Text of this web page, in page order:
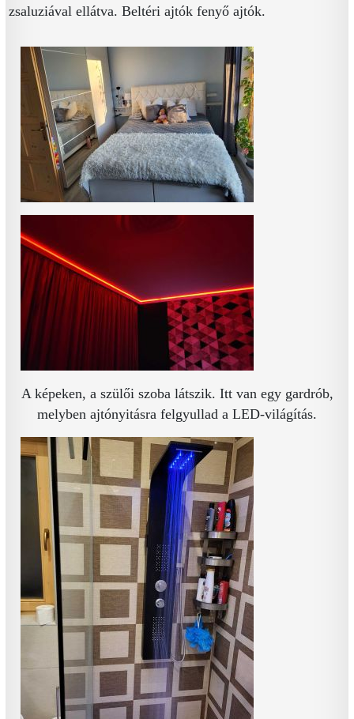
zsaluziával ellátva. Beltéri ajtók fenyő ajtók.
A képeken, a szülői szoba látszik. Itt van egy gardrób,
melyben ajtónyitásra felgyullad a LED-világítás.